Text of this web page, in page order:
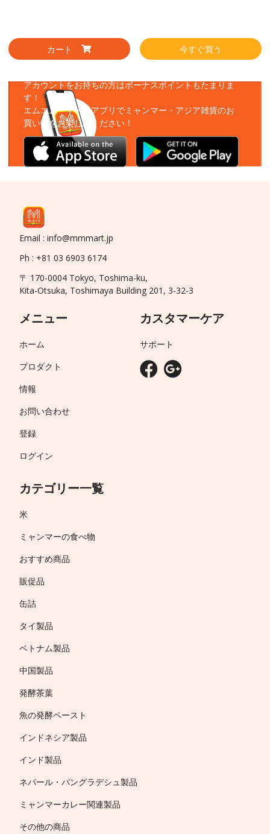
カート 今すぐ買う
アカウントをお持ちの方はボーナスポイントもたまりま
す！
エムエムーマートアプリでミャンマー・アジア雑貨のお
買い物をお楽しみください！
Email : info@mmmart.jp
Ph : +81 03 6903 6174
〒 170-0004 Tokyo, Toshima-ku,
Kita-Otsuka, Toshimaya Building 201, 3-32-3
メニュー
ホーム
プロダクト
情報
お問い合わせ
登録
ログイン
カテゴリー一覧
米
ミャンマーの食べ物
おすすめ商品
販促品
缶詰
タイ製品
ベトナム製品
中国製品
発酵茶葉
魚の発酵ペースト
インドネシア製品
インド製品
ネパール・バングラデシュ製品
ミャンマーカレー関連製品
その他の商品
カスタマーケア
サポート